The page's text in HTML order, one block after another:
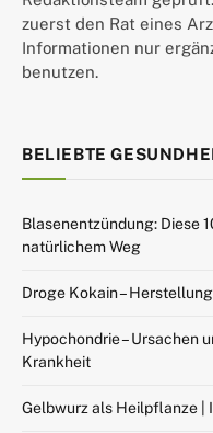
zuerst den Rat eines
Informationen nur
benutzen.
BELIEBTE
Blasenentzündung: Diese
natürlichem Weg
Droge Kokain –
Hypochondrie – Ursachen
Krankheit
Gelbwurz als Heilpflanze |